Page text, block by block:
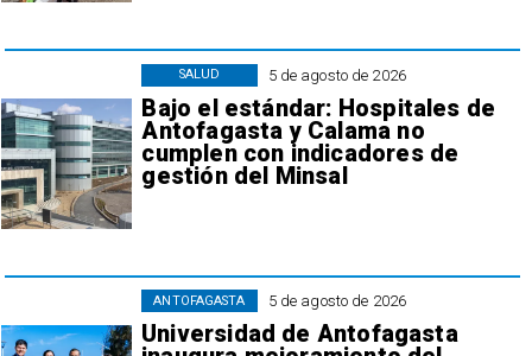
5 de agosto de 2026
Bajo el estándar: Hospitales de
Antofagasta y Calama no
cumplen con indicadores de
gestión del Minsal
SALUD
5 de agosto de 2026
Universidad de Antofagasta
ANTOFAGASTA